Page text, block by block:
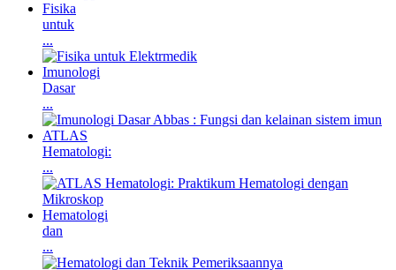
Fisika
untuk
...
Imunologi
Dasar
...
ATLAS
Hematologi:
...
Hematologi
dan
...